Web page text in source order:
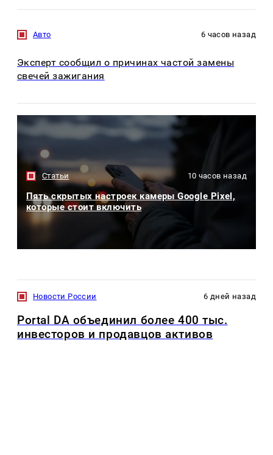
Авто 6 часов назад
Эксперт сообщил о причинах частой замены
свечей зажигания
Статьи 10 часов назад
Пять скрытых настроек камеры Google Pixel,
которые стоит включить
Новости России 6 дней назад
Portal DA объединил более 400 тыс.
инвесторов и продавцов активов